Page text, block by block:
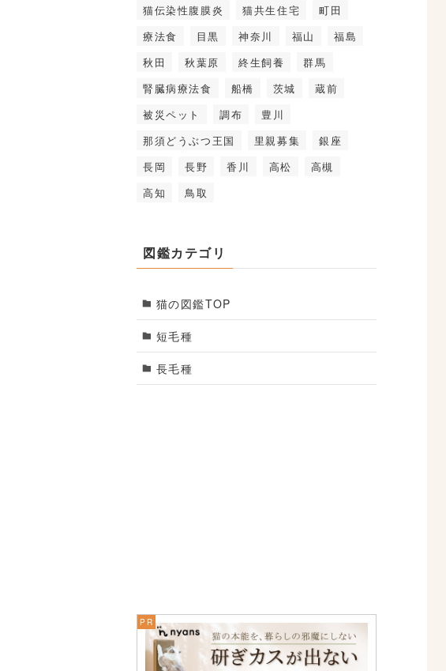
猫伝染性腹膜炎
猫共生住宅
町田
療法食
目黒 神奈川 福山
福島
秋田
秋葉原 終生飼養
群馬
腎臓病療法食
船橋 茨城
蔵前
被災ペット
調布
豊川
那須どうぶつ王国
里親募集
銀座
長岡
長野 香川 高松
高槻
高知
鳥取
図鑑カテゴリ
猫の図鑑TOP
短毛種
長毛種